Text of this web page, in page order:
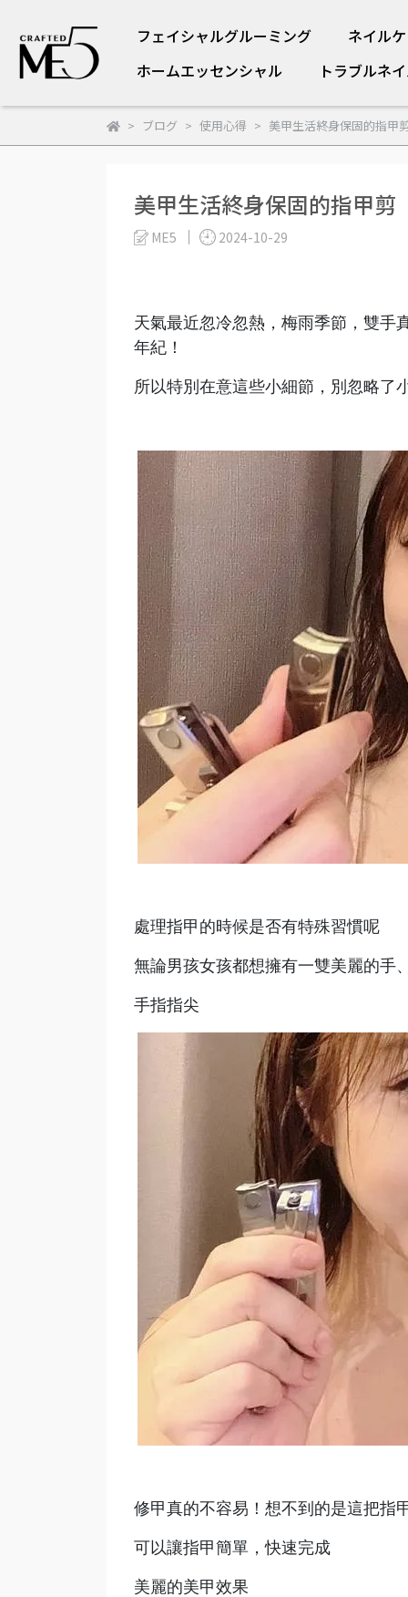
フェイシャルグルーミング
ネイル
ホームエッセンシャル
トラブルネ
ブログ 使用心得 美甲生活終身保固的指甲
美甲生活終身保固的指甲剪
ME5 2024-10-29
天氣最近忽冷忽熱，梅雨季節，雙手
年紀！
所以特別在意這些小細節，別忽略了
處理指甲的時候是否有特殊習慣呢
無論男孩女孩都想擁有一雙美麗的手
手指指尖
修甲真的不容易！想不到的是這把指
可以讓指甲簡單，快速完成
美麗的美甲效果